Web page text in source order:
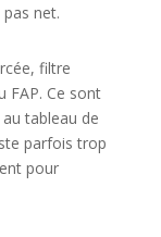
net.
filtre
FAP. Ce sont
tableau de
parfois trop
pour